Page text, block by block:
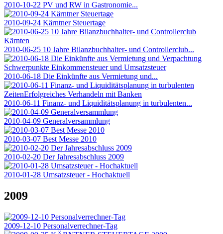
2010-10-22 PV und RW in Gastronomie...
2010-09-24 Kärntner Steuertage
2010-06-25 10 Jahre Bilanzbuchhalter- und Controllerclub...
2010-06-18 Die Einkünfte aus Vermietung und...
2010-06-11 Finanz- und Liquiditätsplanung in turbulenten...
2010-04-09 Generalversammlung
2010-03-07 Best Messe 2010
2010-02-20 Der Jahresabschluss 2009
2010-01-28 Umsatzsteuer - Hochaktuell
2009
2009-12-10 Personalverrechner-Tag